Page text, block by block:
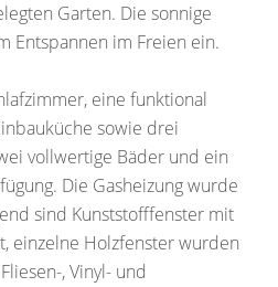
Garten. Die sonnige
Entspannen im Freien ein.
eine funktional
sowie drei
vollwertige Bäder und ein
Die Gasheizung wurde
sind Kunststofffenster mit
einzelne Holzfenster wurden
, Vinyl- und